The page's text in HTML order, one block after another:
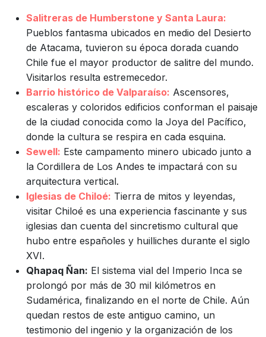
Salitreras de Humberstone y Santa Laura:
Pueblos fantasma ubicados en medio del Desierto
de Atacama, tuvieron su época dorada cuando
Chile fue el mayor productor de salitre del mundo.
Visitarlos resulta estremecedor.
Barrio histórico de Valparaíso: Ascensores,
escaleras y coloridos edificios conforman el paisaje
de la ciudad conocida como la Joya del Pacífico,
donde la cultura se respira en cada esquina.
Sewell: Este campamento minero ubicado junto a
la Cordillera de Los Andes te impactará con su
arquitectura vertical.
Iglesias de Chiloé: Tierra de mitos y leyendas,
visitar Chiloé es una experiencia fascinante y sus
iglesias dan cuenta del sincretismo cultural que
hubo entre españoles y huilliches durante el siglo
XVI.
Qhapaq Ñan: El sistema vial del Imperio Inca se
prolongó por más de 30 mil kilómetros en
Sudamérica, finalizando en el norte de Chile. Aún
quedan restos de este antiguo camino, un
testimonio del ingenio y la organización de los